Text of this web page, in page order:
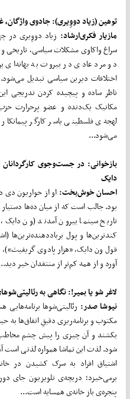
توهین (زیاد دووِیری): جادوی واژگان،
مازیار فکریارشاد: زیاد دووِیری در
سراغ واکاوی مشکلات سیاسی، تاریخی
دو مرد عادی در بیروت به بهانه‌ای
اختلافات دیرین سیاسی تبدیل می‌شود.
ناظر ساده و پیچیده کردن تدریجی
مکانیک یک‌دنده و عضو پرحرارت
لهجه‌ی فلسطینی یاسر کارگر
می‌شود...
بازخوانی: در جستوجوی کارگردانان
دایک
احسان خوش‌بخت:او از حواریون دی
بود. جالب است که از میان ده‌ها
تاریخ سینما بیرون آمدند (ون
کندترین‌ها و پول برباددهنده‌ترین‌ها
قول ون دایک، «هزار پادوی
آورد و از همه کم‌تر از منتقدان خیر دید...
لاغر شو یا بمیر!:نگاهی به رئالیتی
نیوشا صدر: رئالیتی‌شوها
مکتوب و برنامه‌ریزی دقیقِ اتفاق‌ها
بکشند و آن چیزی را پیش چشم مخاطب
شود. لذت این تماشا همواره لذتی است
اشتیاق افراد به سرک کشیدن در
برمی‌خیزد؛ دریچه‌ی تلویزیون جای
پنجره‌ی باز خانه‌ی همسایه است...